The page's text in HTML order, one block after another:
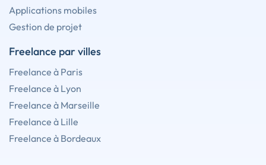
Applications mobiles
Gestion de projet
Freelance par villes
Freelance à Paris
Freelance à Lyon
Freelance à Marseille
Freelance à Lille
Freelance à Bordeaux